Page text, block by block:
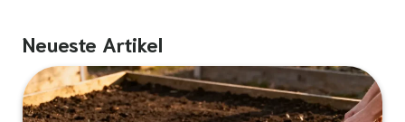
Neueste Artikel